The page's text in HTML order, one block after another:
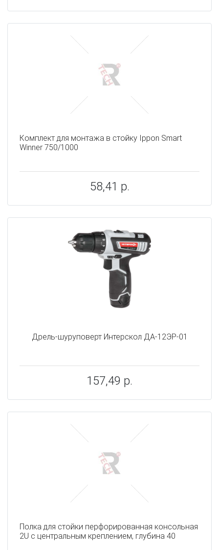
Комплект для монтажа в стойку Ippon Smart
Winner 750/1000
58,41 р.
Дрель-шуруповерт Интерскол ДА-12ЭР-01
157,49 р.
Полка для стойки перфорированная консольная
2U с центральным креплением, глубина 40